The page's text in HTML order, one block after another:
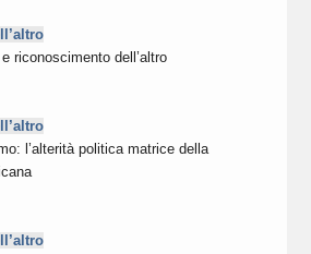
riconoscimento dell’altro
l’alterità politica matrice della